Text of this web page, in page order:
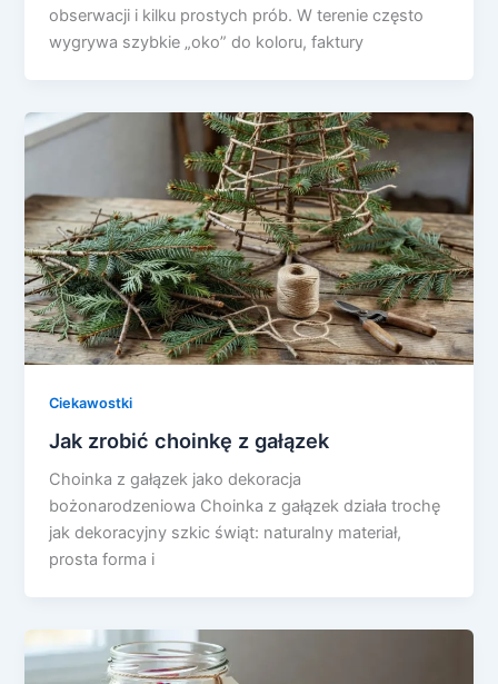
obserwacji i kilku prostych prób. W terenie często
wygrywa szybkie „oko” do koloru, faktury
Ciekawostki
Jak zrobić choinkę z gałązek
Choinka z gałązek jako dekoracja
bożonarodzeniowa Choinka z gałązek działa trochę
jak dekoracyjny szkic świąt: naturalny materiał,
prosta forma i